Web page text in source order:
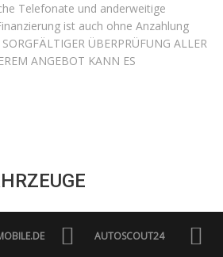
Telefonate und anderweitige
ist auch ohne Anzahlung
ÜBERPRÜFUNG ALLER
ANGEBOT KANN ES
AUTOSCOUT24